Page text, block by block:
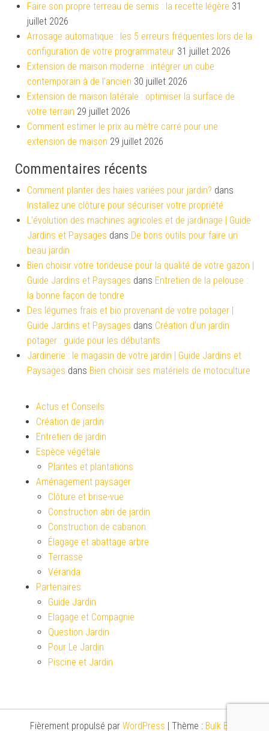
Faire son propre terreau de semis : la recette légère 31
juillet 2026
Arrosage automatique : les 5 erreurs fréquentes lors de la
configuration de votre programmateur 31 juillet 2026
Extension de maison moderne : intégrer un cube
contemporain à de l’ancien 30 juillet 2026
Extension de maison latérale : optimiser la surface de
votre terrain 29 juillet 2026
Comment estimer le prix au mètre carré pour une
extension de maison 29 juillet 2026
Commentaires récents
Comment planter des haies variées pour jardin? dans
Installez une clôture pour sécuriser votre propriété
L'évolution des machines agricoles et de jardinage | Guide
Jardins et Paysages dans De bons outils pour faire un
beau jardin
Bien choisir votre tondeuse pour la qualité de votre gazon |
Guide Jardins et Paysages dans Entretien de la pelouse :
la bonne façon de tondre
Des légumes frais et bio provenant de votre potager |
Guide Jardins et Paysages dans Création d’un jardin
potager : guide pour les débutants
Jardinerie : le magasin de votre jardin | Guide Jardins et
Paysages dans Bien choisir ses matériels de motoculture
Actus et Conseils
Création de jardin
Entretien de jardin
Espèce végétale
Plantes et plantations
Aménagement paysager
Clôture et brise-vue
Construction abri de jardin
Construction de cabanon
Élagage et abattage arbre
Terrasse
Véranda
Partenaires
Guide Jardin
Elagage et Compagnie
Question Jardin
Pour Le Jardin
Piscine et Jardin
Fièrement propulsé par WordPress Thème : Bulk Blog